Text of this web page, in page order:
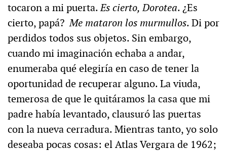
tocaron a mi puerta.Es cierto, Dorotea. ¿Es
cierto, papá?Me mataron los murmullos. Di por
perdidos todos sus objetos. Sin embargo,
cuando mi imaginación echaba a andar,
enumeraba qué elegiría en caso de tener la
oportunidad de recuperar alguno. La viuda,
temerosa de que le quitáramos la casa que mi
padre había levantado, clausuró las puertas
con la nueva cerradura. Mientras tanto, yo solo
deseaba pocas cosas: el Atlas Vergara de 1962;